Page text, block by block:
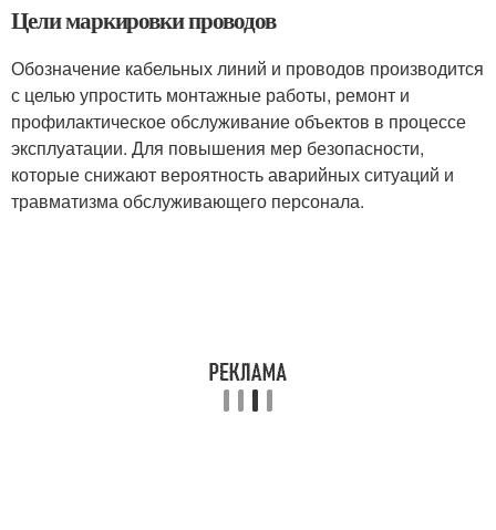
Цели маркировки проводов
Обозначение кабельных линий и проводов производится
с целью упростить монтажные работы, ремонт и
профилактическое обслуживание объектов в процессе
эксплуатации. Для повышения мер безопасности,
которые снижают вероятность аварийных ситуаций и
травматизма обслуживающего персонала.